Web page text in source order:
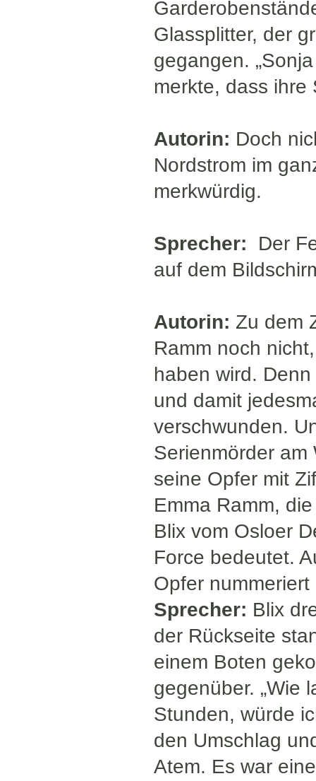
Glassplitter, der
gegangen.
merkte, dass ihre
Autorin: Doch
Nordstrom im
merkwürdig.
Sprecher: Der
auf dem
Autorin: Zu dem
Ramm noch
haben wird.
und damit
verschwunden.
Serienmörder
seine Opfer mit
Emma Ramm,
Blix vom Osloer
Force bedeutet.
Opfer
Sprecher: Blix
der Rückseite
einem Boten
gegenüber. „Wie
Stunden, würde
den Umschlag
Atem. Es war